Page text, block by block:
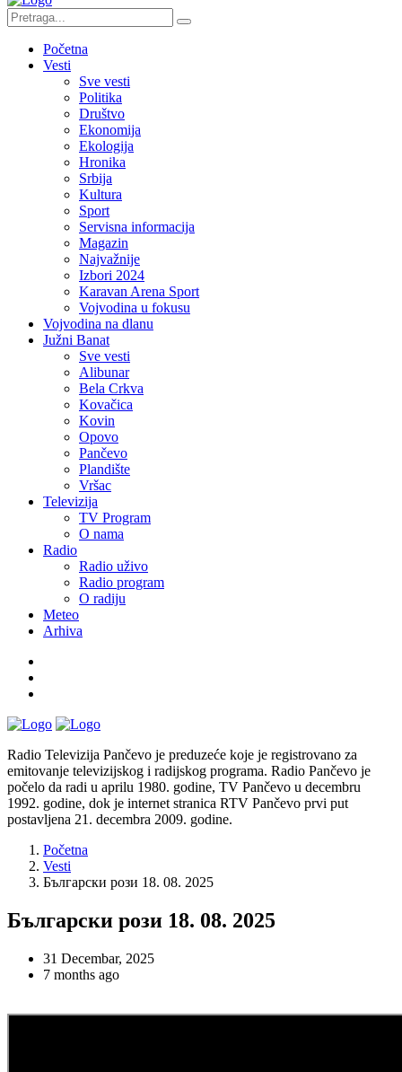
Početna
Vesti
Sve vesti
Politika
Društvo
Ekonomija
Ekologija
Hronika
Srbija
Kultura
Sport
Servisna informacija
Magazin
Najvažnije
Izbori 2024
Karavan Arena Sport
Vojvodina u fokusu
Vojvodina na dlanu
Južni Banat
Sve vesti
Alibunar
Bela Crkva
Kovačica
Kovin
Opovo
Pančevo
Plandište
Vršac
Televizija
TV Program
O nama
Radio
Radio uživo
Radio program
O radiju
Meteo
Arhiva
Radio Televizija Pančevo je preduzeće koje je registrovano za
emitovanje televizijskog i radijskog programa. Radio Pančevo je
počelo da radi u aprilu 1980. godine, TV Pančevo u decembru
1992. godine, dok je internet stranica RTV Pančevo prvi put
postavljena 21. decembra 2009. godine.
Početna
Vesti
Български рози 18. 08. 2025
Български рози 18. 08. 2025
31 Decembar, 2025
7 months ago